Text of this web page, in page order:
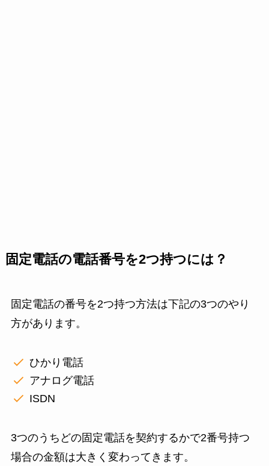
固定電話の電話番号を2つ持つには？
固定電話の番号を2つ持つ方法は下記の3つのやり
方があります。
ひかり電話
アナログ電話
ISDN
3つのうちどの固定電話を契約するかで2番号持つ
場合の金額は大きく変わってきます。